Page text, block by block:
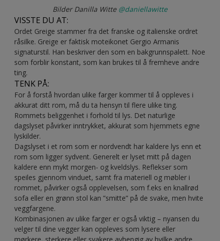
Bilder Danilla Witte @daniellawitte
VISSTE DU AT:
Ordet Greige stammer fra det franske og italienske ordret
råsilke. Greige er faktisk moteikonet Gergio Armanis
signaturstil. Han beskriver den som en bakgrunnspalett. Noe
som forblir konstant, som kan brukes til å fremheve andre
ting.
TENK PÅ:
For å forstå hvordan ulike farger kommer til å oppleves i
akkurat ditt rom, må du ta hensyn til flere ulike ting.
Rommets beliggenhet i forhold til lys. Det naturlige
dagslyset påvirker inntrykket, akkurat som hjemmets egne
lyskilder.
Dagslyset i et rom som er nordvendt har kaldere lys enn et
rom som ligger sydvent. Generelt er lyset mitt på dagen
kaldere enn mykt morgen- og kveldslys. Reflekser som
speiles gjennom vinduet, samt fra materiell og møbler i
rommet, påvirker også opplevelsen, som f.eks en knallrød
sofa eller en grønn stol kan ”smitte” på de svake, men hvite
veggfargene.
Kombinasjonen av ulike farger er også viktig – nyansen du
velger til dine vegger kan oppleves som lysere eller